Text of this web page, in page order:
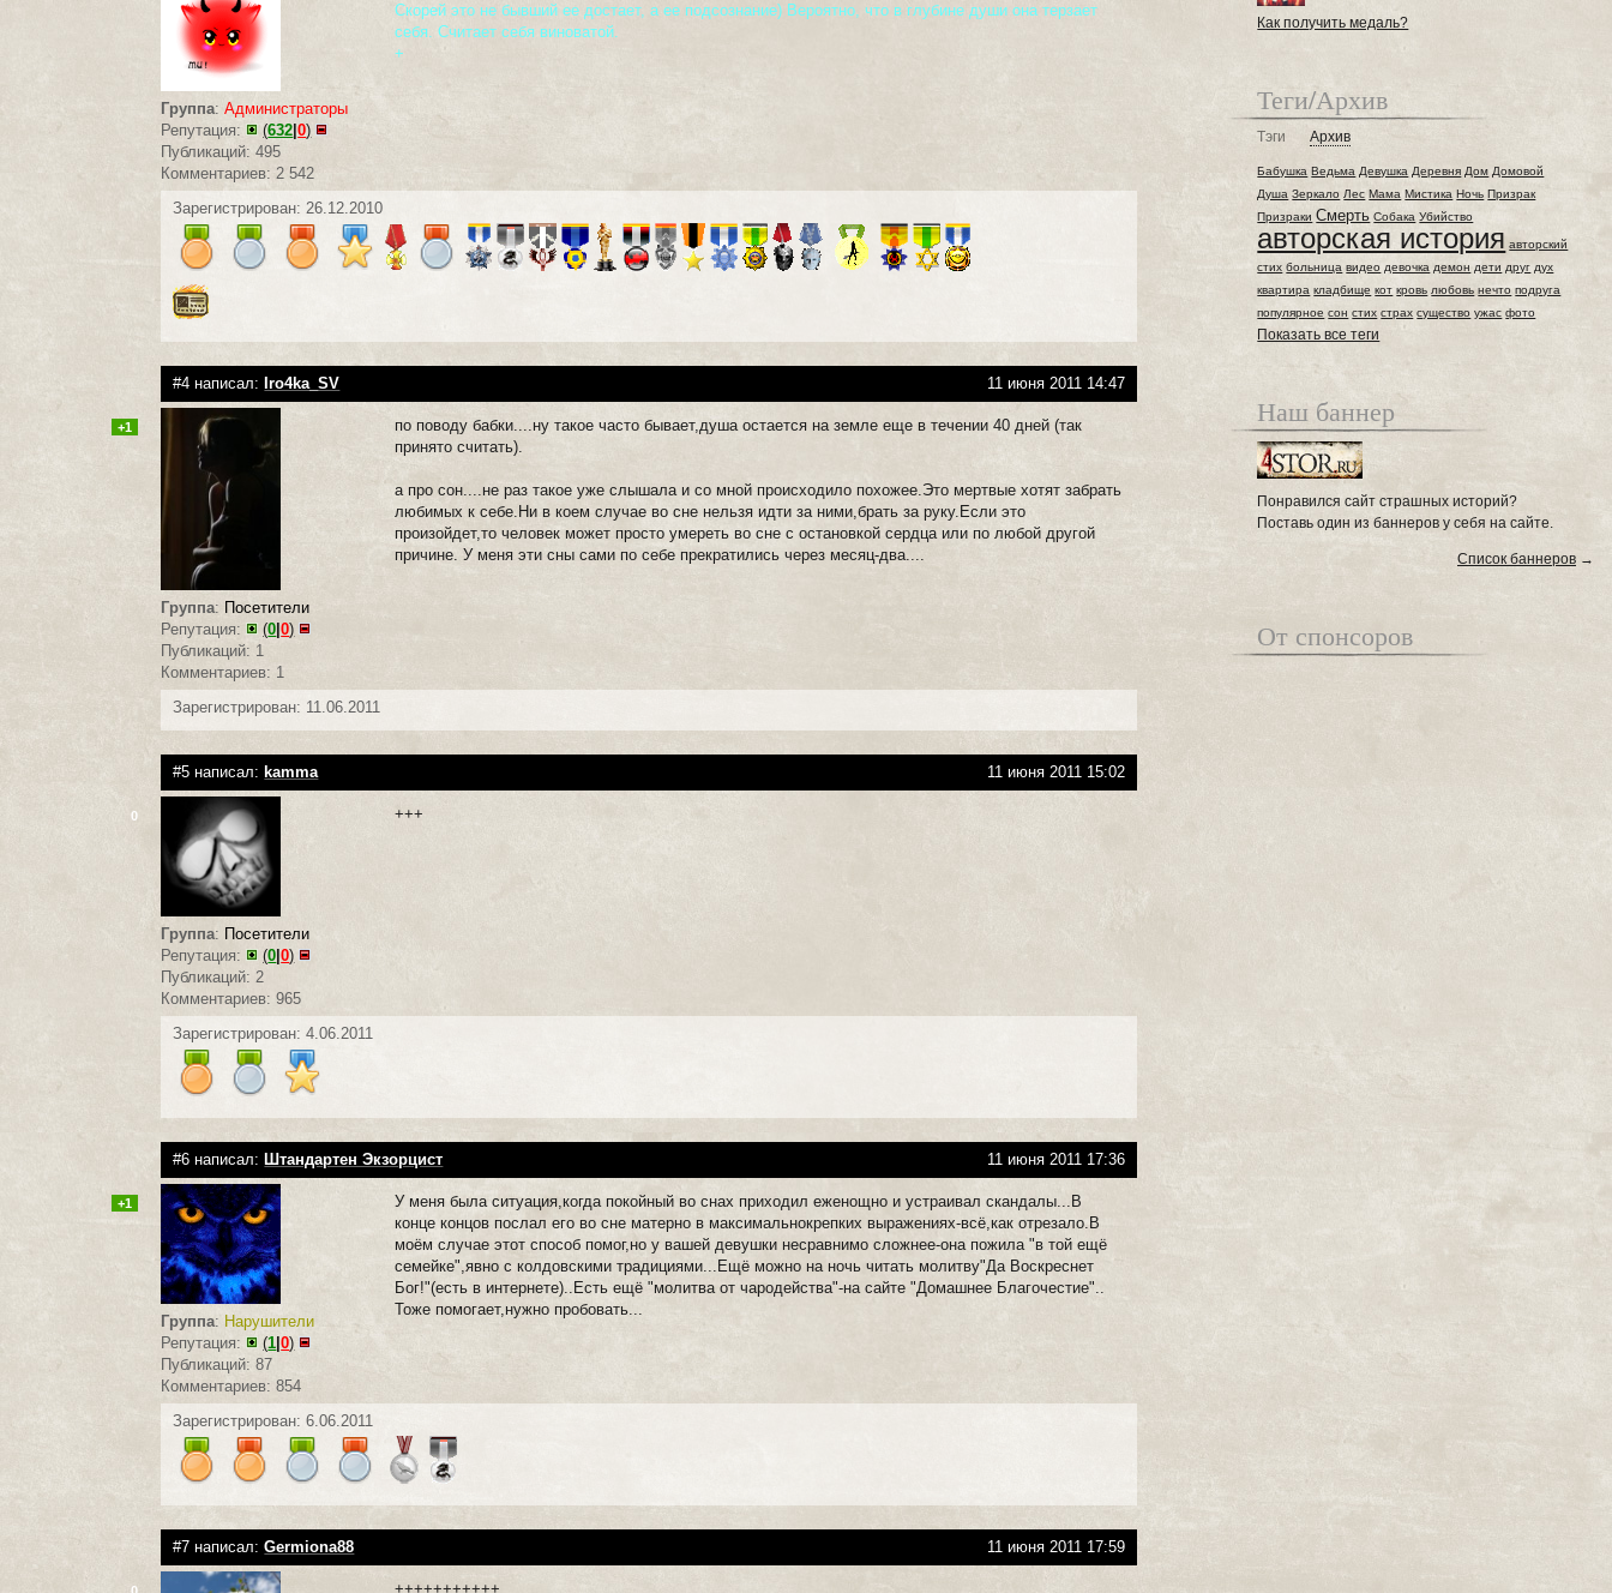
Группа:Администраторы
Репутация:
(632 |0)
Публикаций: 495
Комментариев: 2 542
Скорей это не бывший ее достает, а ее подсознание) Вероятно, что в глубине души она терзает
себя. Считает себя виноватой.
+
Зарегистрирован: 26.12.2010
#4 написал: Iro4ka_SV 11 июня 2011 14:47
+1
Группа: Посетители
Репутация:
(0 |0)
Публикаций: 1
Комментариев: 1
по поводу бабки....ну такое часто бывает,душа остается на земле еще в течении 40 дней (так
принято считать).
а про сон....не раз такое уже слышала и со мной происходило похожее.Это мертвые хотят забрать
любимых к себе.Ни в коем случае во сне нельзя идти за ними,брать за руку.Если это
произойдет,то человек может просто умереть во сне с остановкой сердца или по любой другой
причине. У меня эти сны сами по себе прекратились через месяц-два....
Зарегистрирован: 11.06.2011
#5 написал: kamma 11 июня 2011 15:02
0
Группа: Посетители
Репутация:
(0 |0)
Публикаций: 2
Комментариев: 965
+++
Зарегистрирован: 4.06.2011
#6 написал: Штандартен Экзорцист 11 июня 2011 17:36
+1
Группа: Нарушители
Репутация:
(1 |0)
Публикаций: 87
Комментариев: 854
У меня была ситуация,когда покойный во снах приходил еженощно и устраивал скандалы...В
конце концов послал его во сне матерно в максимальнокрепких выражениях-всё,как отрезало.В
моём случае этот способ помог,но у вашей девушки несравнимо сложнее-она пожила "в той ещё
семейке",явно с колдовскими традициями...Ещё можно на ночь читать молитву"Да Воскреснет
Бог!"(есть в интернете)..Есть ещё "молитва от чародейства"-на сайте "Домашнее Благочестие"..
Тоже помогает,нужно пробовать...
Зарегистрирован: 6.06.2011
#7 написал:Germiona88 11 июня 2011 17:59
+++++++++++
Как получить медаль?
Теги/Архив
Тэги Архив
Бабушка Ведьма Девушка Деревня Дом Домовой
Душа Зеркало Лес Мама Мистика Ночь Призрак
Призраки Смерть Собака Убийство
авторская история авторский
стих больница видео девочка демон дети друг дух
квартира кладбище кот кровь любовь нечто подруга
популярное сон стих страх существо ужас фото
Показать все теги
Наш баннер
Понравился сайт страшных историй?
Поставь один из баннеров у себя на сайте.
Список баннеров →
От спонсоров